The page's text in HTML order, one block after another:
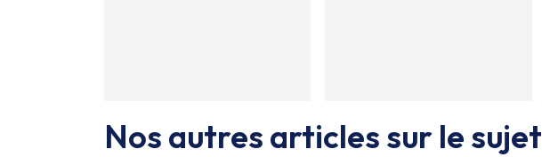
Nos autres articles sur le sujet